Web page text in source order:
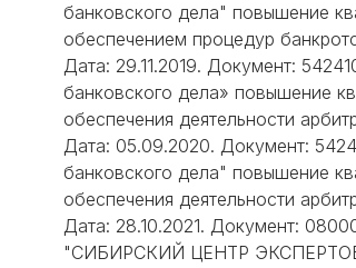
банковского дела" повышение
обеспечением процедур
Дата: 29.11.2019. Документ:
банковского дела» повышение
обеспечения деятельности
Дата: 05.09.2020. Документ:
банковского дела" повышение
обеспечения деятельности
Дата: 28.10.2021. Документ:
"СИБИРСКИЙ ЦЕНТР